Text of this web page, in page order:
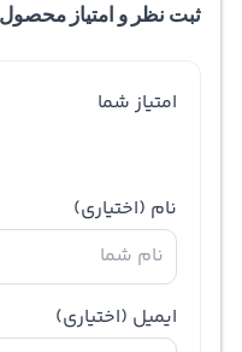
ثبت نظر و امتیاز محصول
امتیاز شما
نام (اختیاری)
ایمیل (اختیاری)